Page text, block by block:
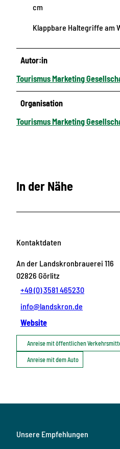
cm
Klappbare Haltegriffe am
Autor:in
Tourismus Marketing
Organisation
Tourismus Marketing
In der Nähe
Kontaktdaten
An der Landskronbrauerei 116
02826 Görlitz
+49 (0) 3581 465230
info@landskron.de
Website
Anreise mit öffentlichen
Anreise mit dem Auto
Unsere Empfehlungen